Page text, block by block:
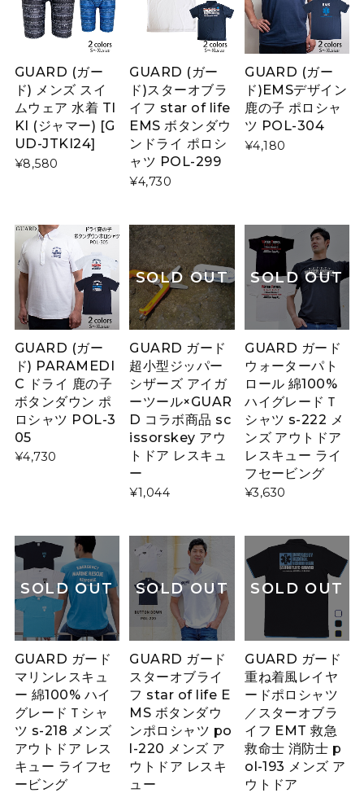
GUARD (ガー
ド) メンズ スイ
ムウェア 水着 TI
KI (ジャマー) [G
UD-JTKI24]
¥8,580
GUARD (ガー
ド)スターオブラ
イフ star of life
EMS ボタンダウ
ンドライ ポロシ
ャツ POL-299
¥4,730
GUARD (ガー
ド)EMSデザイン
鹿の子 ポロシャ
ツ POL-304
¥4,180
GUARD (ガー
ド) PARAMEDI
C ドライ 鹿の子
ボタンダウン ポ
ロシャツ POL-3
05
¥4,730
SOLD OUT
GUARD ガード
超小型ジッパー
シザーズ アイガ
ーツール×GUAR
D コラボ商品 sc
issorskey アウ
トドア レスキュ
ー
¥1,044
SOLD OUT
GUARD ガード
ウォーターパト
ロール 綿100%
ハイグレードＴ
シャツ s-222 メ
ンズ アウトドア
レスキュー ライ
フセービング
¥3,630
SOLD OUT
GUARD ガード
マリンレスキュ
ー 綿100% ハイ
グレードＴシャ
ツ s-218 メンズ
アウトドア レス
キュー ライフセ
ービング
SOLD OUT
GUARD ガード
スターオブライ
フ star of life E
MS ボタンダウ
ンポロシャツ po
l-220 メンズ ア
ウトドア レスキ
ュー
SOLD OUT
GUARD ガード
重ね着風レイヤ
ードポロシャツ
／スターオブラ
イフ EMT 救急
救命士 消防士 p
ol-193 メンズ ア
ウトドア